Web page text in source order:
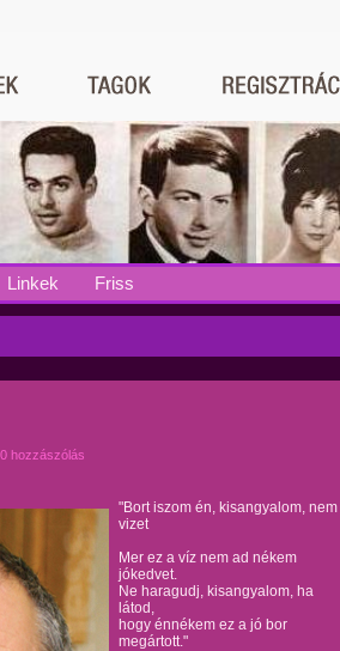
Linkek Friss
0 hozzászólás
"Bort iszom én, kisangyalom, nem
vizet
Mer ez a víz nem ad nékem
jókedvet.
Ne haragudj, kisangyalom, ha
látod,
hogy énnékem ez a jó bor
megártott."